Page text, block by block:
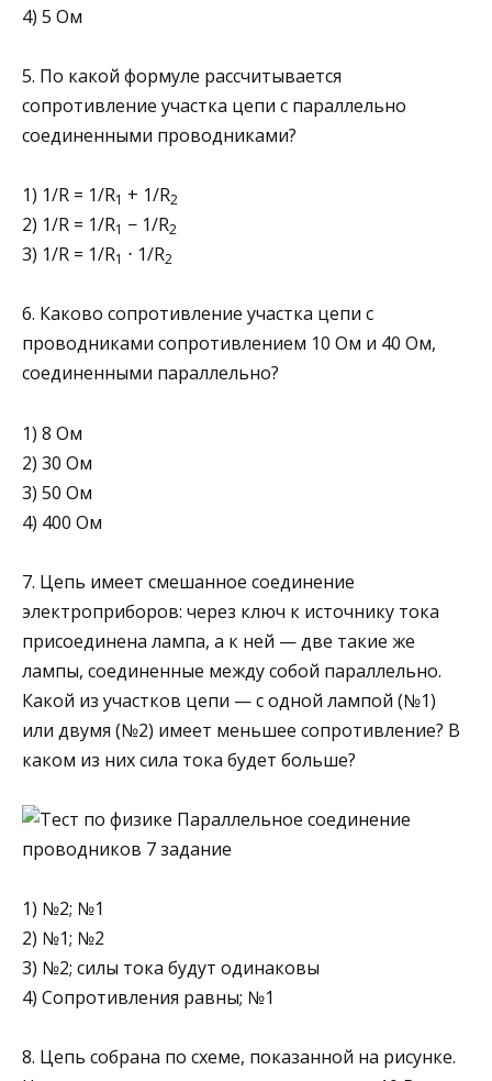
4) 5 Ом
5. По какой формуле рассчитывается
сопротивление участка цепи с параллельно
соединенными проводниками?
1) 1/R = 1/R1 + 1/R2
2) 1/R = 1/R1 − 1/R2
3) 1/R = 1/R1 ⋅ 1/R2
6. Каково сопротивление участка цепи с
проводниками сопротивлением 10 Ом и 40 Ом,
соединенными параллельно?
1) 8 Ом
2) 30 Ом
3) 50 Ом
4) 400 Ом
7. Цепь имеет смешанное соединение
электроприборов: через ключ к источнику тока
присоединена лампа, а к ней — две та­кие же
лампы, соединенные между собой параллельно.
Какой из участков цепи — с одной лампой (№1)
или двумя (№2) имеет меньшее сопротивление? В
каком из них сила тока бу­дет больше?
1) №2; №1
2) №1; №2
3) №2; силы тока будут одинаковы
4) Сопротивления равны; №1
8. Цепь собрана по схеме, показанной на рисунке.